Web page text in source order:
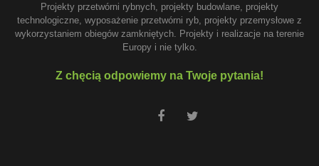
Projekty przetwórni rybnych, projekty budowlane, projekty
technologiczne, wyposażenie przetwórni ryb, projekty przemysłowe z
wykorzystaniem obiegów zamkniętych. Projekty i realizacje na terenie
Europy i nie tylko.
Z chęcią odpowiemy na Twoje pytania!